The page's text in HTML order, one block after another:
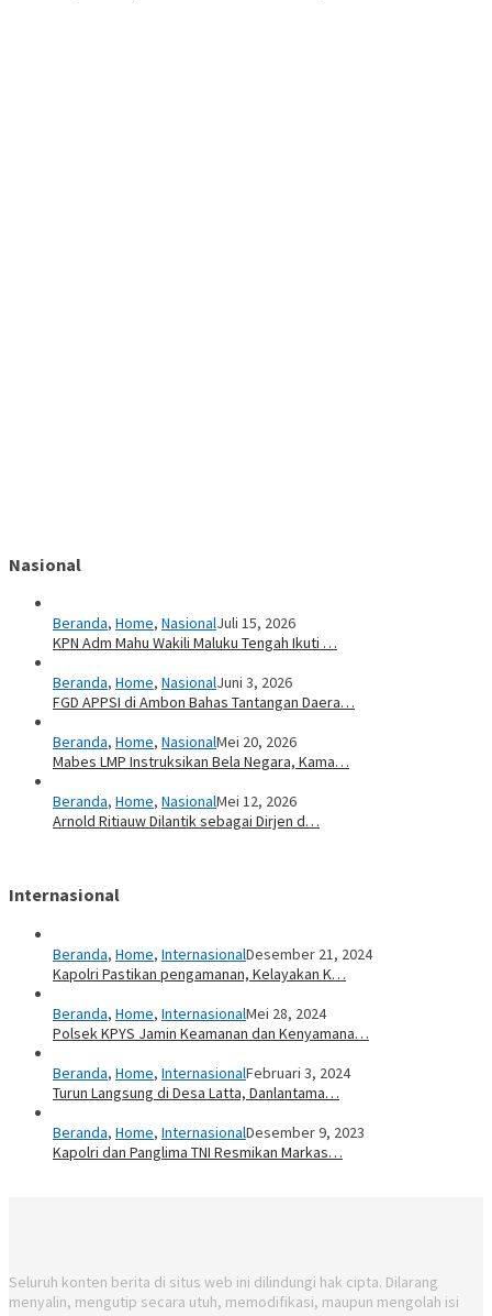
Nasional
Beranda, Home, NasionalJuli 15, 2026
KPN Adm Mahu Wakili Maluku Tengah Ikuti …
Beranda, Home, NasionalJuni 3, 2026
FGD APPSI di Ambon Bahas Tantangan Daera…
Beranda, Home, NasionalMei 20, 2026
Mabes LMP Instruksikan Bela Negara, Kama…
Beranda, Home, NasionalMei 12, 2026
Arnold Ritiauw Dilantik sebagai Dirjen d…
Internasional
Beranda, Home, InternasionalDesember 21, 2024
Kapolri Pastikan pengamanan, Kelayakan K…
Beranda, Home, InternasionalMei 28, 2024
Polsek KPYS Jamin Keamanan dan Kenyamana…
Beranda, Home, InternasionalFebruari 3, 2024
Turun Langsung di Desa Latta, Danlantama…
Beranda, Home, InternasionalDesember 9, 2023
Kapolri dan Panglima TNI Resmikan Markas…
Seluruh konten berita di situs web ini dilindungi hak cipta. Dilarang
menyalin, mengutip secara utuh, memodifikasi, maupun mengolah isi